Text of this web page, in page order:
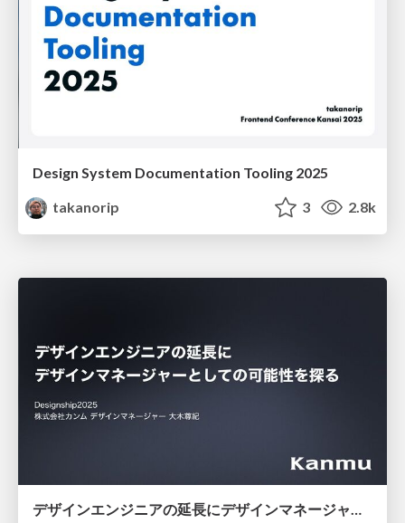
Design System Documentation Tooling 2025
takanorip
3 2.8k
デザインエンジニアの延長にデザインマネージャーとしての可能性を探る